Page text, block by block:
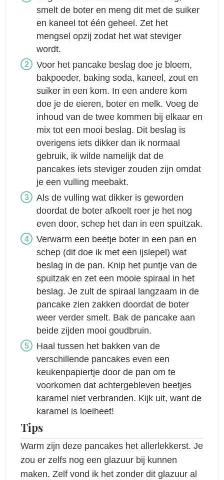
smelt de boter en meng dit met de suiker
en kaneel tot één geheel. Zet het
mengsel opzij zodat het wat steviger
wordt.
Voor het pancake beslag doe je bloem,
bakpoeder, baking soda, kaneel, zout en
suiker in een kom. In een andere kom
doe je de eieren, boter en melk. Voeg de
inhoud van de twee kommen bij elkaar en
mix tot een mooi beslag. Dit beslag is
overigens iets dikker dan ik normaal
gebruik, ik wilde namelijk dat de
pancakes iets steviger zouden zijn omdat
je een vulling meebakt.
Als de vulling wat dikker is geworden
doordat de boter afkoelt roer je het nog
even door, schep het dan in een spuitzak.
Verwarm een beetje boter in een pan en
schep (dit doe ik met een ijslepel) wat
beslag in de pan. Knip het puntje van de
spuitzak en zet een mooie spiraal in het
beslag. Je zult de spiraal langzaam in de
pancake zien zakken doordat de boter
weer verder smelt. Bak de pancake aan
beide zijden mooi goudbruin.
Haal tussen het bakken van de
verschillende pancakes even een
keukenpapiertje door de pan om te
voorkomen dat achtergebleven beetjes
karamel niet verbranden. Kijk uit, want de
karamel is loeiheet!
Tips
Warm zijn deze pancakes het allerlekkerst. Je
zou er zelfs nog een glazuur bij kunnen
maken. Zelf vond ik het zonder dit glazuur al